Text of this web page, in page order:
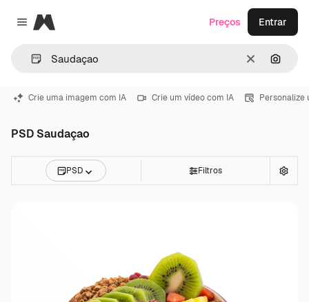
Close menu
Magnific
Limpar
Preços Entrar
Crie uma imagem com IA Crie um vídeo com IA Personalize
PSD Saudaçao
PSD Filtros